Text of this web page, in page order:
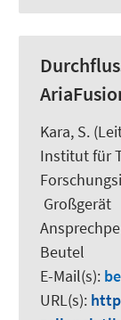
Kara, S.
Institut für
Großgerät
Beutel
E-Mail(s):
URL(s):